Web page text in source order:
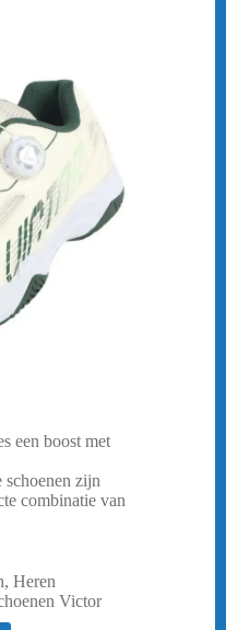
een boost met
schoenen zijn
combinatie van
, Heren
Victor